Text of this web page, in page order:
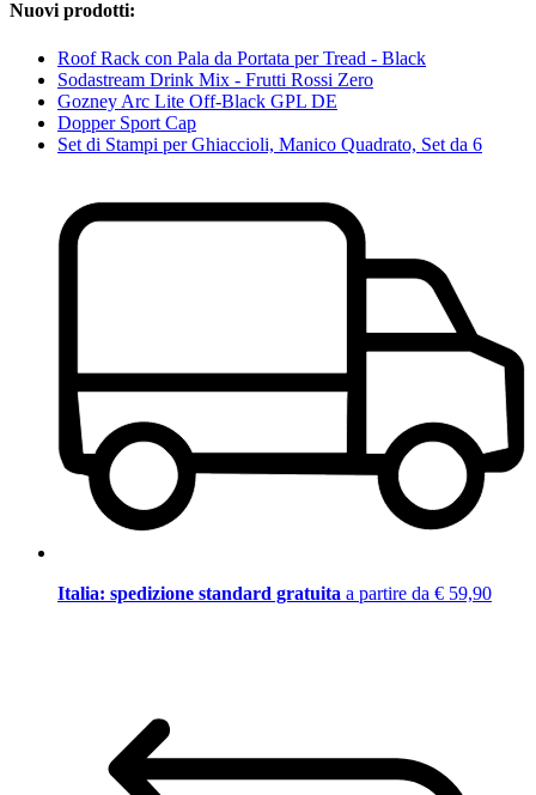
Nuovi prodotti:
Roof Rack con Pala da Portata per Tread - Black
Sodastream Drink Mix - Frutti Rossi Zero
Gozney Arc Lite Off-Black GPL DE
Dopper Sport Cap
Set di Stampi per Ghiaccioli, Manico Quadrato, Set da 6
Italia: spedizione standard gratuita a partire da € 59,90